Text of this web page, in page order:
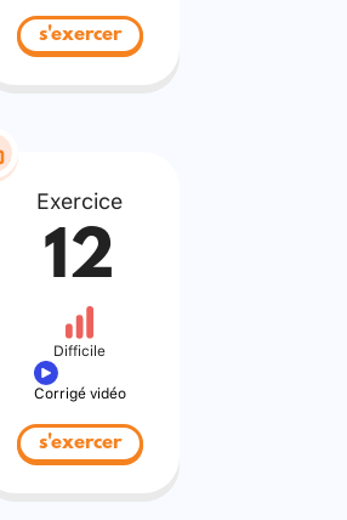
s'exercer
Exercice
12
Difficile
Corrigé vidéo
s'exercer